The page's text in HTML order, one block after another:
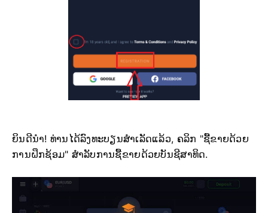
ຍິນດີນຳ! ທ່ານໄດ້ລົງທະບຽນສຳເລັດແລ້ວ, ຄລິກ "ຊື້ຂາຍດ້ວຍ
ການຝຶກຊ້ອມ" ສຳລັບການຊື້ຂາຍດ້ວຍບັນຊີສາທິດ.